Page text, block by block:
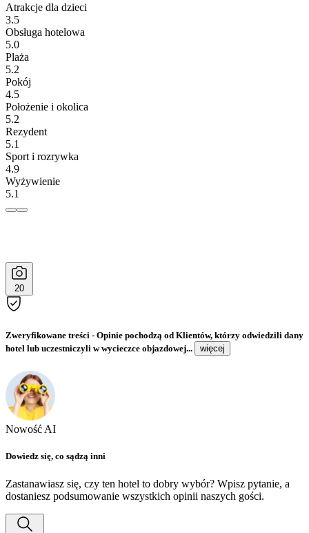
Atrakcje dla dzieci
3.5
Obsługa hotelowa
5.0
Plaża
5.2
Pokój
4.5
Położenie i okolica
5.2
Rezydent
5.1
Sport i rozrywka
4.9
Wyżywienie
5.1
20
Zweryfikowane treści - Opinie pochodzą od Klientów, którzy odwiedzili dany
hotel lub uczestniczyli w wycieczce objazdowej...
więcej
Nowość AI
Dowiedz się, co sądzą inni
Zastanawiasz się, czy ten hotel to dobry wybór? Wpisz pytanie, a
dostaniesz podsumowanie wszystkich opinii naszych gości.